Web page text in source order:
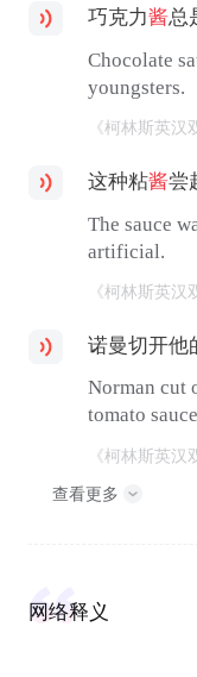
巧克力酱总
Chocolate
youngsters.
《柯林斯英汉
这种粘酱尝
The sauce
artificial.
《柯林斯英汉
诺曼切开他
Norman cut
tomato
《柯林斯英汉
查看更多
网络释义